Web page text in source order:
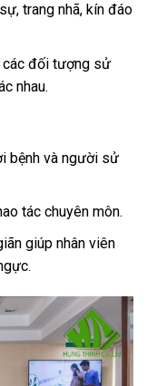
trang nhã, kín đáo
đối tượng sử
nhau.
bệnh và người sử
tác chuyên môn.
giúp nhân viên